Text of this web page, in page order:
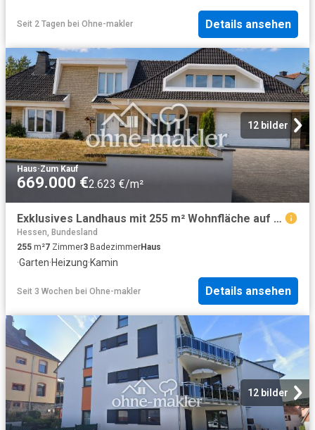
Seit 2 Tagen bei Ohne-makler Details ansehen
12 bilder
Haus·Zum Kauf
669.000 €2.623 €/m²
Exklusives Landhaus mit 255 m² Wohnfläche auf 1.600 m² Traumgrundstück im Taunus
Hessen, Bundesland
255 m²7 Zimmer3 BadezimmerHaus
·Garten·Heizung·Kamin
Seit 3 Wochen bei Ohne-makler Details ansehen
12 bilder